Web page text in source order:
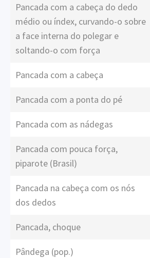
Pancada com a cabeça do dedo
médio ou índex, curvando-o sobre
a face interna do polegar e
soltando-o com força
Pancada com a cabeça
Pancada com a ponta do pé
Pancada com as nádegas
Pancada com pouca força,
piparote (Brasil)
Pancada na cabeça com os nós
dos dedos
Pancada, choque
Pândega (pop.)